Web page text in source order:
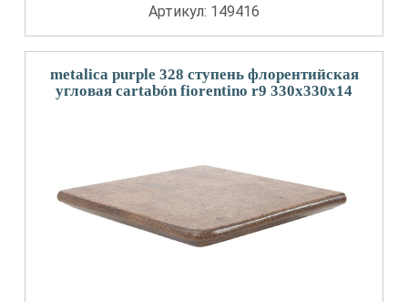
Артикул: 149416
metalica purple 328 ступень флорентийская
угловая cartabón fiorentino r9 330x330x14